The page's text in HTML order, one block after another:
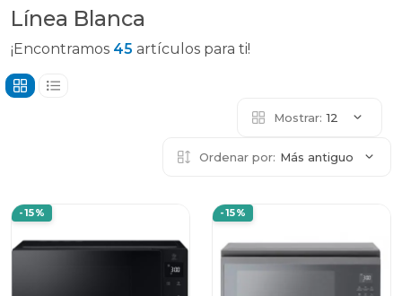
Línea Blanca
¡Encontramos 45 artículos para ti!
Mostrar: 12
Ordenar por: Más antiguo
-15% -15%